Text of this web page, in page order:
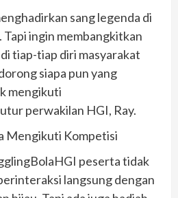
sang legenda di
Tapi ingin membangkitkan
tiap-tiap diri masyarakat
siapa pun yang
mengikuti
perwakilan HGI, Ray.
Mengikuti Kompetisi
peserta tidak
langsung dengan